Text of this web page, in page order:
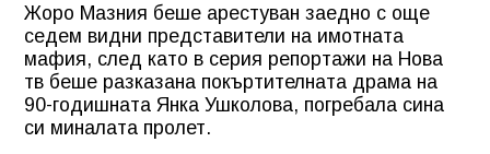
Жоро Мазния беше арестуван заедно с още
седем видни представители на имотната
мафия, след като в серия репортажи на Нова
тв беше разказана покъртителната драма на
90-годишната Янка Ушколова, погребала сина
си миналата пролет.